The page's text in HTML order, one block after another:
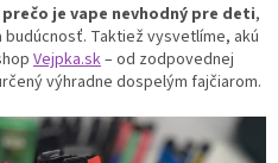
prečo je vape nevhodný pre deti,
Taktiež vysvetlíme, akú
Vejpka.sk– od zodpovednej
výhradne dospelým fajčiarom.